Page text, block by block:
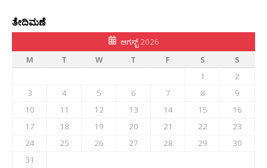
ತೇದಿಮಣೆ
ಆಗಸ್ಟ್ 2026
M
T W T F S
S
1
2
3
4 5 6 7 8
9
10
11 12 13 14 15
16
17
18 19 20 21 22
23
24
25 26 27 28 29
30
31